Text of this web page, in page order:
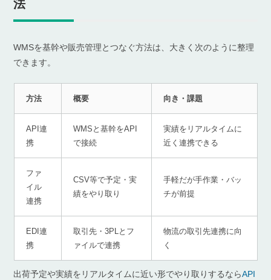
法
WMSを基幹や販売管理とつなぐ方法は、大きく次のように整理
できます。
方法 概要 向き・課題
API連
携
WMSと基幹をAPI
で接続
実績をリアルタイムに
近く連携できる
ファ
イル
連携
CSV等で予定・実
績をやり取り
手軽だが手作業・バッ
チが前提
EDI連
携
取引先・3PLとフ
ァイルで連携
物流の取引先連携に向
く
出荷予定や実績をリアルタイムに近い形でやり取りするならAPI